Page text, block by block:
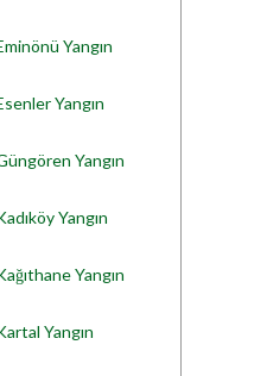
Yangın
Yangın
Yangın
Yangın
Yangın
Yangın